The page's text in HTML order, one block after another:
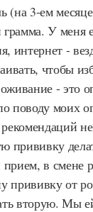
(на 3-ем
У меня
интернет -
чтобы
- это
поводу моих
прививку
в смене
прививку от
вторую. Мы